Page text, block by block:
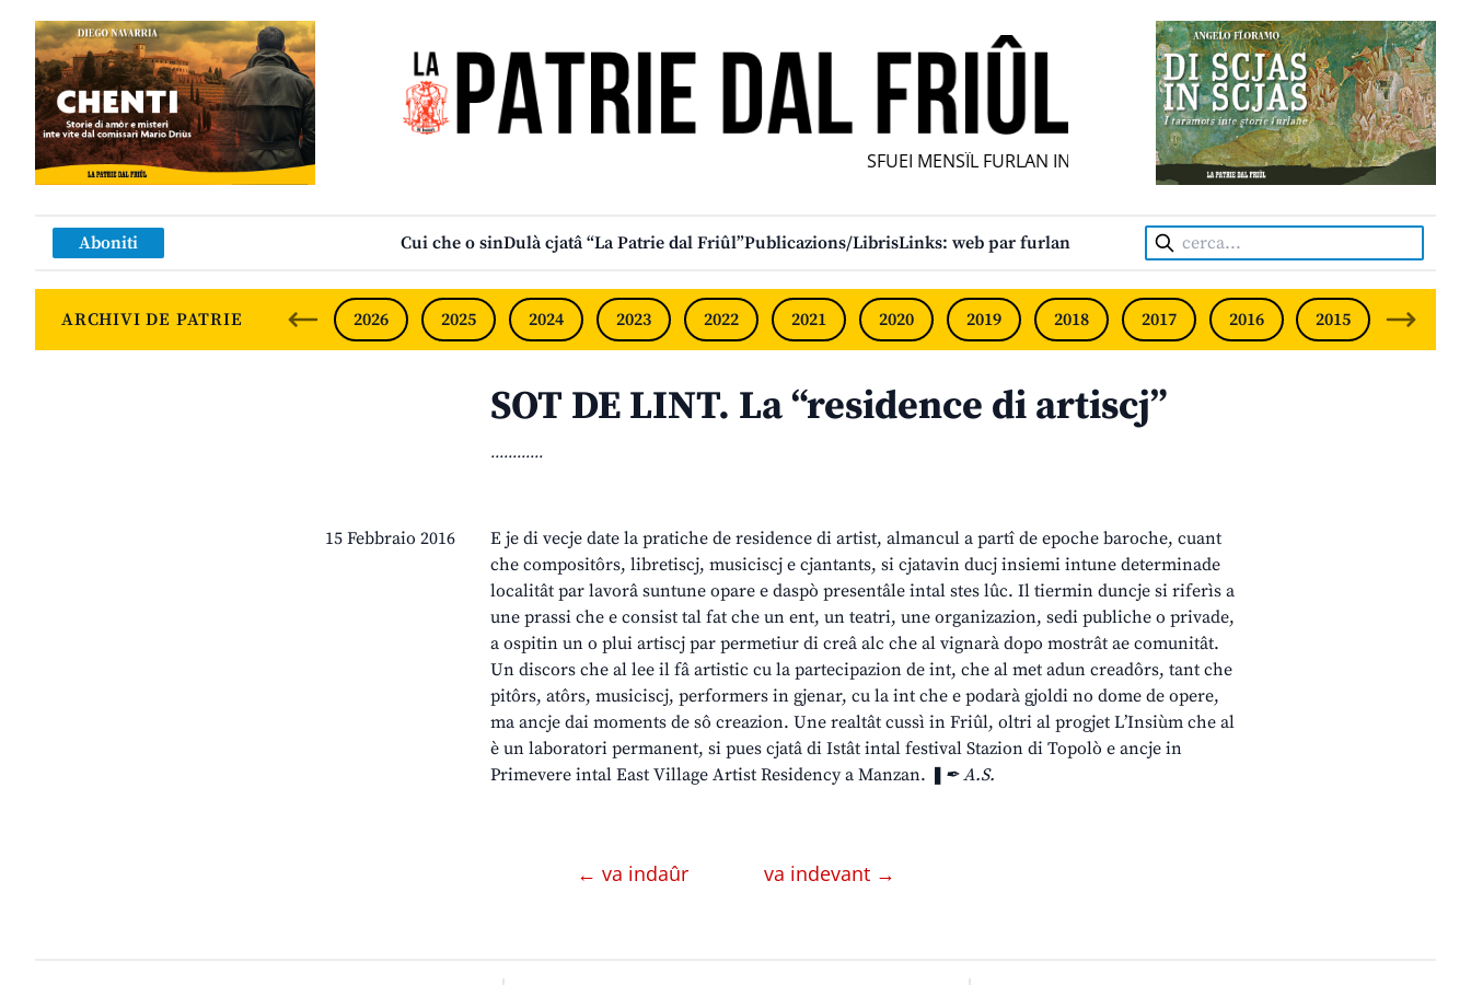
SFUEI MENSÎL FURLAN INDIPENDENT • INDEPENDENT FRIULIAN MONTHLY
Aboniti Cui che o sinDulà cjatâ “La Patrie dal Friûl”Publicazions/LibrisLinks: web par furlan Cerca:
ARCHIVI DE PATRIE 2026 2025 2024 2023 2022 2021 2020 2019 2018 2017 2016 2015 2014
SOT DE LINT. La “residence di artiscj”
............
15 Febbraio 2016
E je di vecje date la pratiche de residence di artist, almancul a partî de epoche baroche, cuant
che compositôrs, libretiscj, musiciscj e cjantants, si cjatavin ducj insiemi intune determinade
localitât par lavorâ suntune opare e daspò presentâle intal stes lûc. Il tiermin duncje si riferìs a
une prassi che e consist tal fat che un ent, un teatri, une organizazion, sedi publiche o privade,
a ospitin un o plui artiscj par permetiur di creâ alc che al vignarà dopo mostrât ae comunitât.
Un discors che al lee il fâ artistic cu la partecipazion de int, che al met adun creadôrs, tant che
pitôrs, atôrs, musiciscj, performers in gjenar, cu la int che e podarà gjoldi no dome de opere,
ma ancje dai moments de sô creazion. Une realtât cussì in Friûl, oltri al progjet L’Insiùm che al
è un laboratori permanent, si pues cjatâ di Istât intal festival Stazion di Topolò e ancje in
Primevere intal East Village Artist Residency a Manzan. ❚ ✒ A.S.
← va indaûr va indevant →